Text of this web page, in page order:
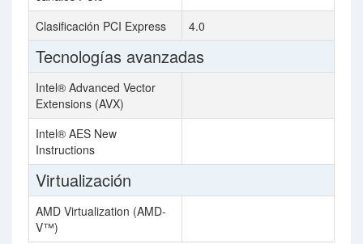
Clasificación PCI Express 4.0
Tecnologías avanzadas
Intel® Advanced Vector
Extensions (AVX)
Intel® AES New
Instructions
Virtualización
AMD Virtualization (AMD-
V™)